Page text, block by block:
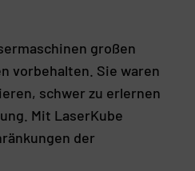
großen
vorbehalten. Sie waren
schwer zu erlernen
Mit LaserKube
der